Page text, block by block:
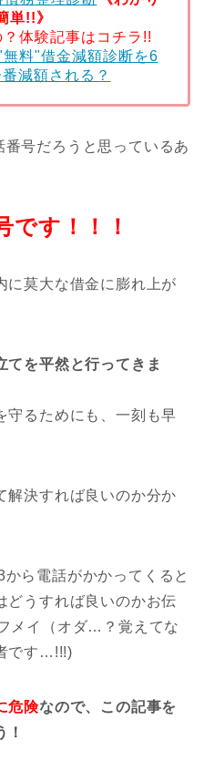
単!!》
体験記事はコチラ!!
無料"借金減額診断を6
減額される？
号だろうと思っているあ
です！！！
に莫大な借金に膨れ上が
てを平然と行ってきま
守るためにも、一刻も早
解決すれば良いのか分か
ら電話がかかってくると
どうすれば良いのかお伝
メイ（オダ…？覚えてな
です…!!!)
危険なので、この記事を